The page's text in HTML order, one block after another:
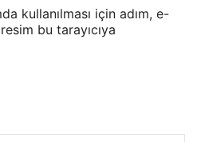
kullanılması için adım, e-
bu tarayıcıya